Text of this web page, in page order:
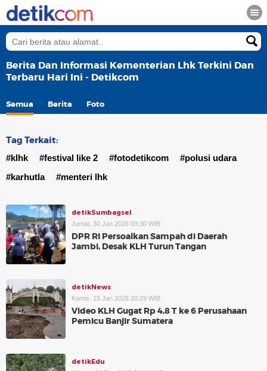
Berita Dan Informasi Kementerian Lhk Terkini Dan
Terbaru Hari Ini - Detikcom
Semua Berita Foto
Tag Terkait:
#klhk #festival like 2 #fotodetikcom
#polusi udara
#karhutla
#menteri lhk
detikSumbagsel
Jumat, 30 Jan 2026 03:30 WIB
DPR RI Persoalkan Sampah di Daerah
Jambi, Desak KLH Turun Tangan
detikNews
Kamis, 15 Jan 2026 20:29 WIB
Video KLH Gugat Rp 4,8 T ke 6 Perusahaan
Pemicu Banjir Sumatera
detikEdu